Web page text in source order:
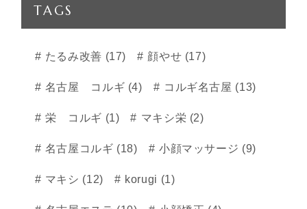
TAGS
たるみ改善 (17) 顔やせ (17)
名古屋 コルギ (4) コルギ名古屋 (13)
栄 コルギ (1) マキシ栄 (2)
名古屋コルギ (18) 小顔マッサージ (9)
マキシ (12) korugi (1)